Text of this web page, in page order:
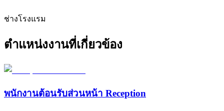
ช่างโรงแรม
ตำแหน่งงานที่เกี่ยวข้อง
พนักงานต้อนรับส่วนหน้า Reception